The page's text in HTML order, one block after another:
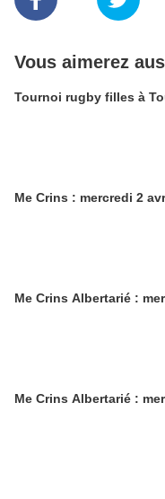
Vous aimerez
Tournoi rugby filles à
Me Crins : mercredi 2
Me Crins Albertarié :
Me Crins Albertarié :